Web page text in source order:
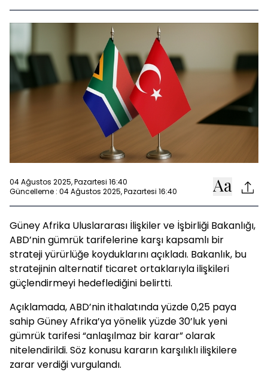
04 Ağustos 2025, Pazartesi 16:40
Güncelleme : 04 Ağustos 2025, Pazartesi 16:40
Güney Afrika Uluslararası İlişkiler ve İşbirliği Bakanlığı,
ABD’nin gümrük tarifelerine karşı kapsamlı bir
strateji yürürlüğe koyduklarını açıkladı. Bakanlık, bu
stratejinin alternatif ticaret ortaklarıyla ilişkileri
güçlendirmeyi hedeflediğini belirtti.
Açıklamada, ABD’nin ithalatında yüzde 0,25 paya
sahip Güney Afrika’ya yönelik yüzde 30’luk yeni
gümrük tarifesi “anlaşılmaz bir karar” olarak
nitelendirildi. Söz konusu kararın karşılıklı ilişkilere
zarar verdiği vurgulandı.